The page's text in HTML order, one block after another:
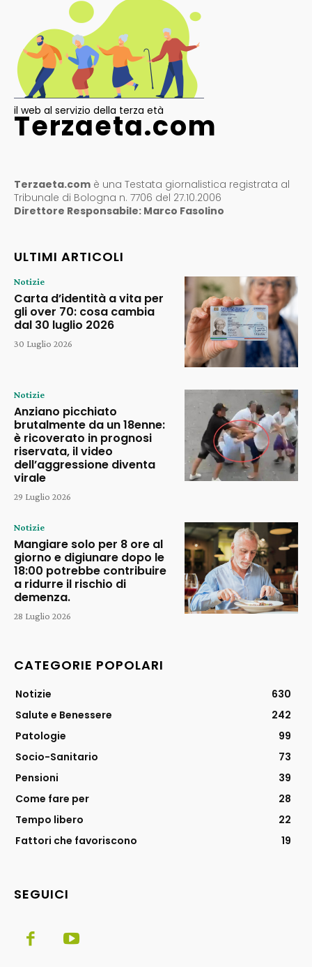
il web al servizio della terza età
Terzaeta.com
Terzaeta.com è una Testata giornalistica registrata al
Tribunale di Bologna n. 7706 del 27.10.2006
Direttore Responsabile: Marco Fasolino
ULTIMI ARTICOLI
Notizie
Carta d’identità a vita per
gli over 70: cosa cambia
dal 30 luglio 2026
30 Luglio 2026
Notizie
Anziano picchiato
brutalmente da un 18enne:
è ricoverato in prognosi
riservata, il video
dell’aggressione diventa
virale
29 Luglio 2026
Notizie
Mangiare solo per 8 ore al
giorno e digiunare dopo le
18:00 potrebbe contribuire
a ridurre il rischio di
demenza.
28 Luglio 2026
CATEGORIE POPOLARI
Notizie
630
Salute e Benessere
242
Patologie
99
Socio-Sanitario
73
Pensioni
39
Come fare per
28
Tempo libero
22
Fattori che favoriscono
19
SEGUICI